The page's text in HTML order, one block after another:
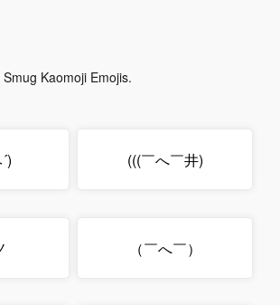
Kaomoji Emojis.
(((￣へ￣井)
（￣へ￣）